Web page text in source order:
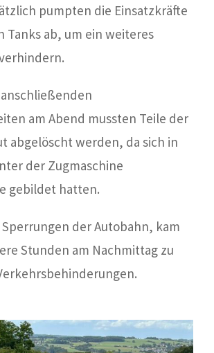
pumpten die Einsatzkräfte
Tanks ab, um ein weiteres
am Abend mussten Teile der
abgelöscht werden, da sich in
der Zugmaschine
gebildet hatten.
der Autobahn, kam
Stunden am Nachmittag zu